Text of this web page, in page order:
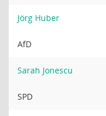
Jörg Huber
AfD
Sarah Jonescu
SPD